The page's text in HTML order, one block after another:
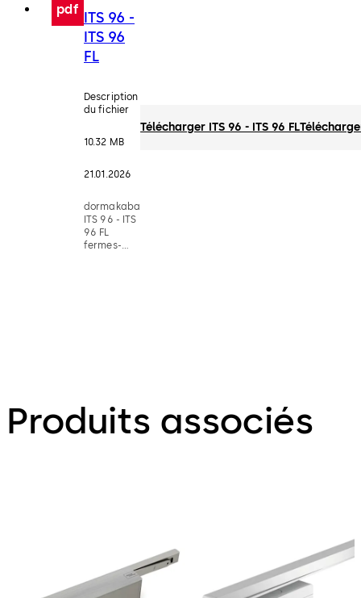
pdf ITS 96 -
ITS 96
FL
Description
du fichier
10.32 MB
21.01.2026
dormakaba
ITS 96 - ITS
96 FL
fermes-
Télécharger ITS 96 - ITS 96 FL
Produits associés